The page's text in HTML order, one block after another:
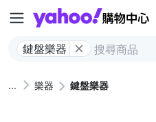
鍵盤樂器
樂器 鍵盤樂器